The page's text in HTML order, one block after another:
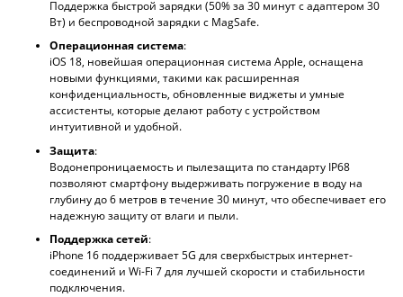
Поддержка быстрой зарядки (50% за 30 минут с адаптером 30
Вт) и беспроводной зарядки с MagSafe.
Операционная система:
iOS 18, новейшая операционная система Apple, оснащена
новыми функциями, такими как расширенная
конфиденциальность, обновленные виджеты и умные
ассистенты, которые делают работу с устройством
интуитивной и удобной.
Защита:
Водонепроницаемость и пылезащита по стандарту IP68
позволяют смартфону выдерживать погружение в воду на
глубину до 6 метров в течение 30 минут, что обеспечивает его
надежную защиту от влаги и пыли.
Поддержка сетей:
iPhone 16 поддерживает 5G для сверхбыстрых интернет-
соединений и Wi-Fi 7 для лучшей скорости и стабильности
подключения.